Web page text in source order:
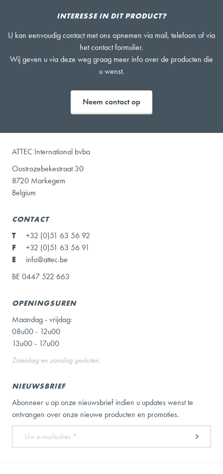
INTERESSE IN DIT PRODUCT?
U kan eenvoudig contact met ons opnemen via mail, telefoon of via
het contact formulier.
Wij geven u via deze weg graag meer info over de producten die
u wenst.
Neem contact op
ATTEC International bvba
Oostrozebekestraat 30
8720 Markegem
Belgium
CONTACT
T
+32 (0)51 63 56 92
F
+32 (0)51 63 56 91
E
info@attec.be
BE 0447 522 663
OPENINGSUREN
Maandag - vrijdag:
08u00 - 12u00
13u00 - 17u00
Zaterdag en zondag gesloten.
NIEUWSBRIEF
Abonneer u op onze nieuwsbrief indien u updates wenst te
ontvangen over onze nieuwe producten en promoties.